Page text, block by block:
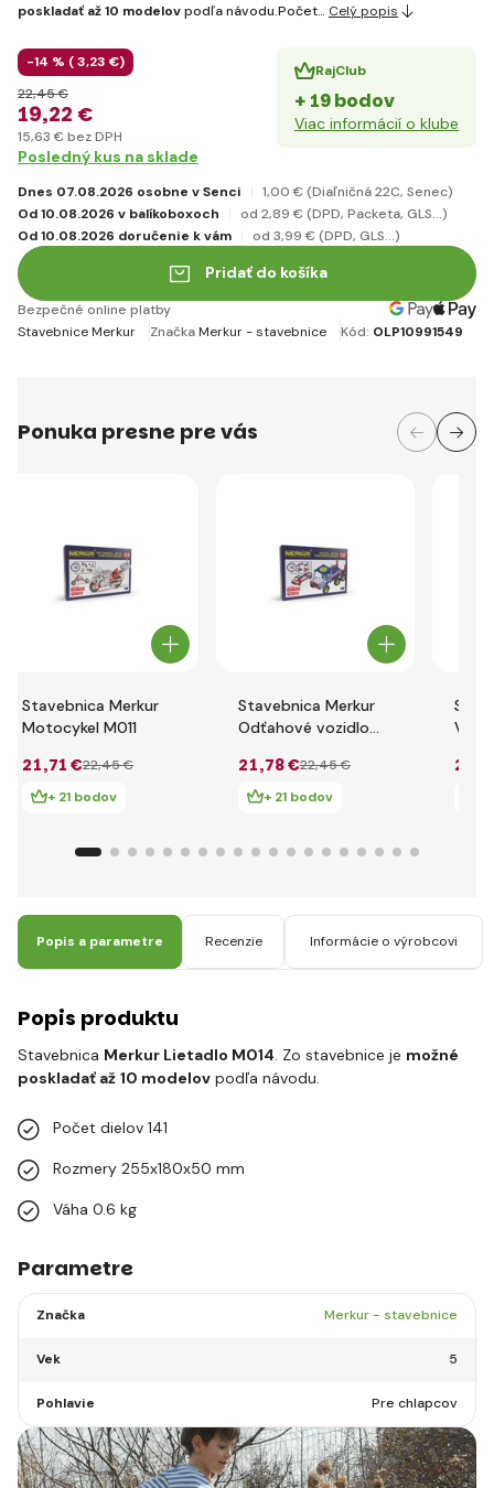
poskladať až10 modelovpodľa návodu.Počet… Celý popis
-14 % (3,23 €)
19,22 €
22,45 €
15,63 € bez DPH
RajClub
+ 19 bodov
Viac informácií o klube
Posledný kus na sklade
Dnes 07.08.2026 osobne v Senci 1,00 € (Diaľničná 22C, Senec)
Od 10.08.2026 v balíkoboxoch
od 2,89 € (DPD, Packeta, GLS...)
Od 10.08.2026 doručenie k vám
od 3,99 € (DPD, GLS...)
Pridať do košíka
Bezpečné online platby
Stavebnice Merkur
ZnačkaMerkur - stavebnice Kód: OLP10991549
Ponuka presne pre vás
Stavebnica Merkur
Motocykel M011
21,71 €22,45 €
+ 21 bodov
Stavebnica Merkur
Odťahové vozidlo
21,78 €22,45 €
+ 21 bodov
21
Popis a parametre Recenzie Informácie o výrobcovi
Popis produktu
Stavebnica Merkur Lietadlo M014. Zo stavebnice je možné
poskladať až 10 modelov podľa návodu.
Počet dielov 141
Rozmery 255x180x50 mm
Váha 0.6 kg
Parametre
Značka Merkur - stavebnice
Vek 5
Pohlavie Pre chlapcov